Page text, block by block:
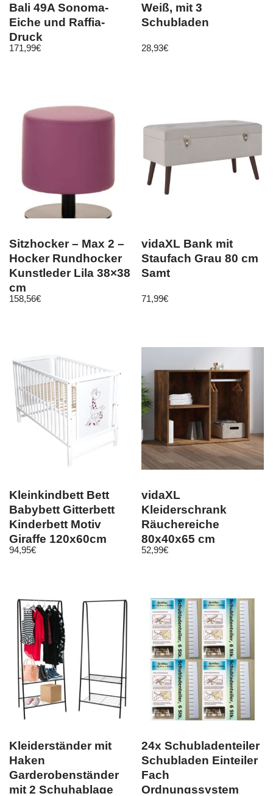
Bali 49A Sonoma-
Eiche und Raffia-
Druck
171,99€
Weiß, mit 3
Schubladen
28,93€
Sitzhocker – Max 2 –
Hocker Rundhocker
Kunstleder Lila 38×38
cm
158,56€
vidaXL Bank mit
Staufach Grau 80 cm
Samt
71,99€
Kleinkindbett Bett
Babybett Gitterbett
Kinderbett Motiv
Giraffe 120x60cm
Matratze Neu
94,95€
vidaXL
Kleiderschrank
Räuchereiche
80x40x65 cm
Holzwerkstoff
52,99€
Kleiderständer mit
Haken
Garderobenständer
mit 2 Schuhablage
24x Schubladenteiler
Schubladen Einteiler
Fach
Ordnungssystem